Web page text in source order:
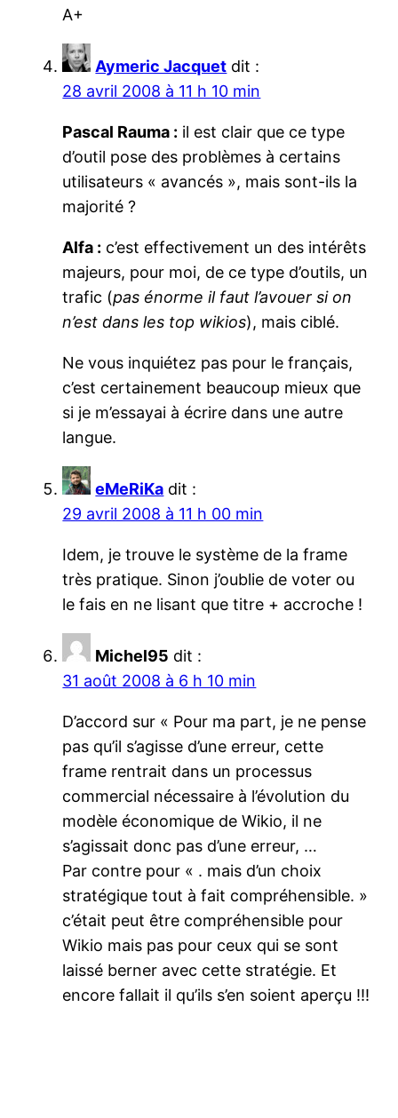
A+
Aymeric Jacquet dit :
28 avril 2008 à 11 h 10 min
Pascal Rauma : il est clair que ce type
d’outil pose des problèmes à certains
utilisateurs « avancés », mais sont-ils la
majorité ?
Alfa : c’est effectivement un des intérêts
majeurs, pour moi, de ce type d’outils, un
trafic (pas énorme il faut l’avouer si on
n’est dans les top wikios), mais ciblé.
Ne vous inquiétez pas pour le français,
c’est certainement beaucoup mieux que
si je m’essayai à écrire dans une autre
langue.
eMeRiKa dit :
29 avril 2008 à 11 h 00 min
Idem, je trouve le système de la frame
très pratique. Sinon j’oublie de voter ou
le fais en ne lisant que titre + accroche !
Michel95 dit :
31 août 2008 à 6 h 10 min
D’accord sur « Pour ma part, je ne pense
pas qu’il s’agisse d’une erreur, cette
frame rentrait dans un processus
commercial nécessaire à l’évolution du
modèle économique de Wikio, il ne
s’agissait donc pas d’une erreur, …
Par contre pour « . mais d’un choix
stratégique tout à fait compréhensible. »
c’était peut être compréhensible pour
Wikio mais pas pour ceux qui se sont
laissé berner avec cette stratégie. Et
encore fallait il qu’ils s’en soient aperçu !!!